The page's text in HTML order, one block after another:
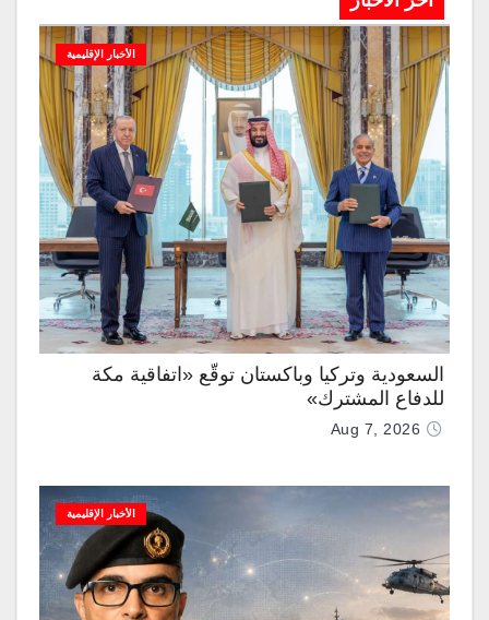
الأخبار الإقليمية
السعودية وتركيا وباكستان توقّع «اتفاقية مكة
للدفاع المشترك»
Aug 7, 2026
الأخبار الإقليمية